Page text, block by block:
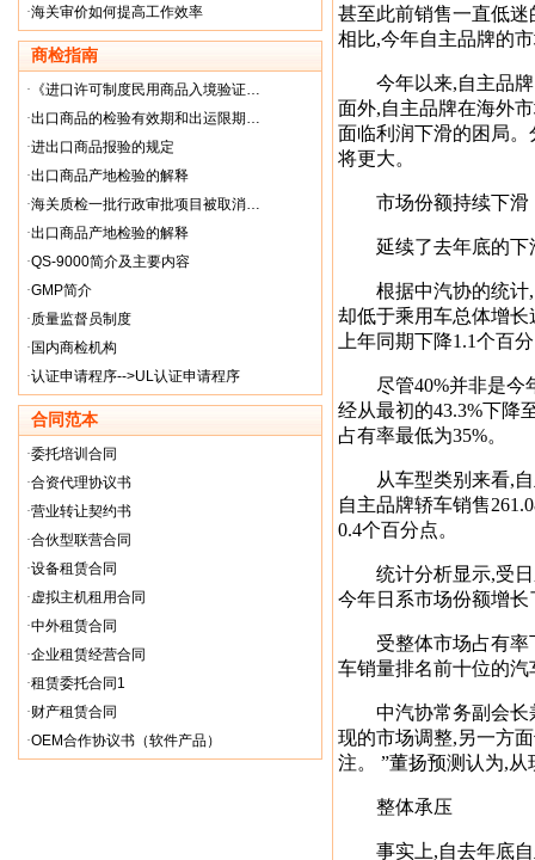
·海关审价如何提高工作效率
商检指南
· 《进口许可制度民用商品入境验证…
·出口商品的检验有效期和出运限期…
·进出口商品报验的规定
·出口商品产地检验的解释
·海关质检一批行政审批项目被取消…
·出口商品产地检验的解释
·QS-9000简介及主要内容
·GMP简介
·质量监督员制度
· 国内商检机构
·认证申请程序-->UL认证申请程序
合同范本
·委托培训合同
·合资代理协议书
·营业转让契约书
·合伙型联营合同
·设备租赁合同
·虚拟主机租用合同
·中外租赁合同
·企业租赁经营合同
·租赁委托合同1
·财产租赁合同
·OEM合作协议书（软件产品）
甚至此前销售一直低
相比,今年自主品牌的
今年以来,自主品牌
面外,自主品牌在海外
面临利润下滑的困局
将更大。
市场份额持续下滑
延续了去年底的下
根据中汽协的统计
却低于乘用车总体增
上年同期下降1.1个百
尽管40%并非是今年
经从最初的43.3%下降
占有率最低为35%。
从车型类别来看,自
自主品牌轿车销售
0.4个百分点。
统计分析显示,受日
今年日系市场份额增
受整体市场占有率下
车销量排名前十位的
中汽协常务副会长兼
现的市场调整,另一方
注。 ”董扬预测认为,
整体承压
事实上,自去年底自